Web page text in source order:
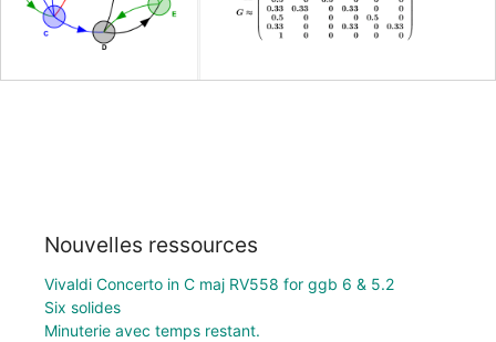
Nouvelles ressources
Vivaldi Concerto in C maj RV558 for ggb 6 & 5.2
Six solides
Minuterie avec temps restant.